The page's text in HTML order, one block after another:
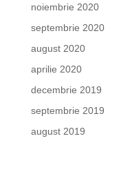
noiembrie 2020
septembrie 2020
august 2020
aprilie 2020
decembrie 2019
septembrie 2019
august 2019